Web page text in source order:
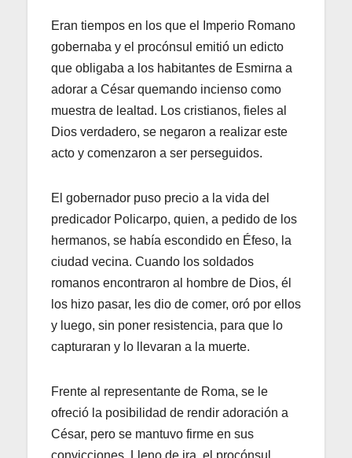
Eran tiempos en los que el Imperio Romano
gobernaba y el procónsul emitió un edicto
que obligaba a los habitantes de Esmirna a
adorar a César quemando incienso como
muestra de lealtad. Los cristianos, fieles al
Dios verdadero, se negaron a realizar este
acto y comenzaron a ser perseguidos.
El gobernador puso precio a la vida del
predicador Policarpo, quien, a pedido de los
hermanos, se había escondido en Éfeso, la
ciudad vecina. Cuando los soldados
romanos encontraron al hombre de Dios, él
los hizo pasar, les dio de comer, oró por ellos
y luego, sin poner resistencia, para que lo
capturaran y lo llevaran a la muerte.
Frente al representante de Roma, se le
ofreció la posibilidad de rendir adoración a
César, pero se mantuvo firme en sus